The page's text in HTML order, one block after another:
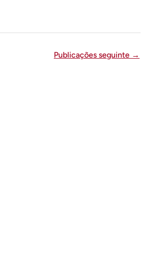
Publicações seguinte →